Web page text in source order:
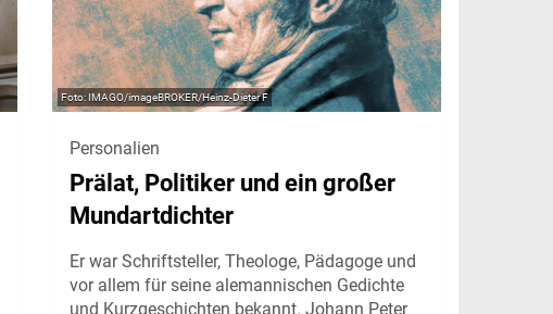
IMAGO/imageBROKER/Heinz-Dieter F
Personalien
Prälat, Politiker und ein großer
Mundartdichter
Er war Schriftsteller, Theologe, Pädagoge und
vor allem für seine alemannischen Gedichte
und Kurzgeschichten bekannt. Johann Peter